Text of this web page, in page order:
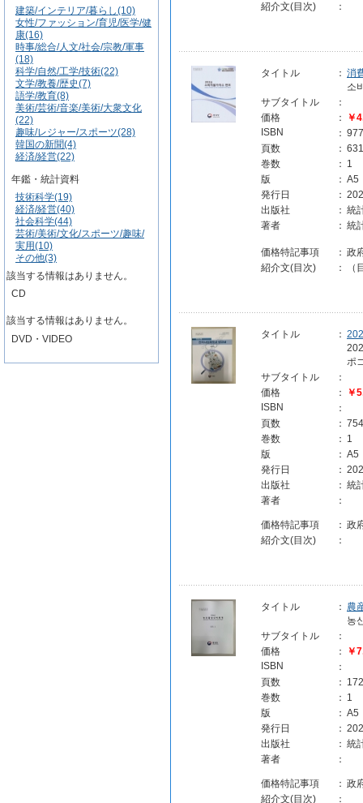
建築/インテリア/暮らし(10)
女性/ファッション/育児/医学/健
康(16)
時事/総合/人文/社会/宗教/軍事
(18)
科学/自然/工学/技術(22)
文学/教養/歴史(7)
語学/教育(8)
美術/芸術/音楽/美術/大衆文化
(22)
趣味/レジャー/スポーツ(28)
韓国の新聞(4)
経済/経営(22)
年鑑・統計資料
技術科学(19)
経済/経営(40)
社会科学(44)
芸術/美術/文化/スポーツ/趣味/
実用(10)
その他(3)
該当する情報はありません。
CD
該当する情報はありません。
DVD・VIDEO
紹介文(目次)
：
タイトル ： 消
소
サブタイトル
：
価格
：
￥
ISBN
：
頁数
： 631
巻数
： 1
版
： A5
発行日
：
出版社
： 統
著者
： 統
価格特記事項 ： 政
紹介文(目次)
：
タイトル ：
ポ
サブタイトル
：
価格
：
￥
ISBN
：
頁数
： 754
巻数
： 1
版
： A5
発行日
：
出版社
： 統
著者
：
価格特記事項 ： 政
紹介文(目次)
：
タイトル ： 農
농
サブタイトル
：
価格
：
￥
ISBN
：
頁数
： 172
巻数
： 1
版
： A5
発行日
：
出版社
： 統
著者
：
価格特記事項 ： 政
紹介文(目次)
：